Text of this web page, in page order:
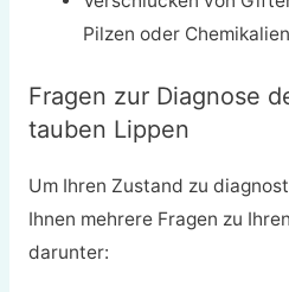
Pilzen oder Chemikalien
Fragen zur Diagnose
tauben Lippen
Um Ihren Zustand zu
Ihnen mehrere Fragen zu
darunter: